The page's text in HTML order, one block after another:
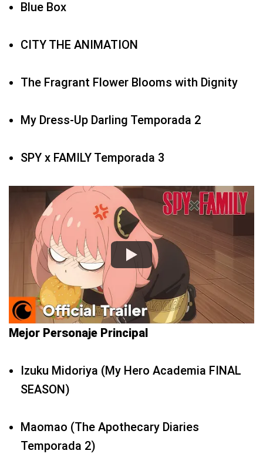
Blue Box
CITY THE ANIMATION
The Fragrant Flower Blooms with Dignity
My Dress-Up Darling Temporada 2
SPY x FAMILY Temporada 3
Mejor Personaje Principal
Izuku Midoriya (My Hero Academia FINAL
SEASON)
Maomao (The Apothecary Diaries
Temporada 2)